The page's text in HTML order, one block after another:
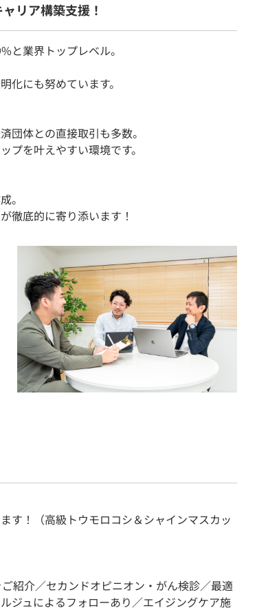
リア構築支援！
と業界トップレベル。
化にも努めています。
団体との直接取引も多数。
プを叶えやすい環境です。
。
徹底的に寄り添います！
す！（高級トウモロコシ＆シャインマスカッ
紹介／セカンドオピニオン・がん検診／最適
ジュによるフォローあり／エイジングケア施